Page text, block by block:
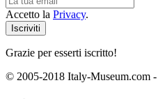
Accetto la Privacy.
Grazie per esserti iscritto!
© 2005-2018 Italy-Museum.com -